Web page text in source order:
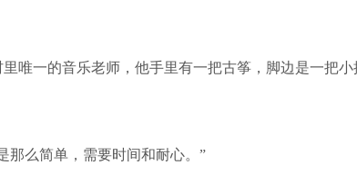
唯一的音乐老师，他手里有一把古筝，脚边是一把小
那么简单，需要时间和耐心。”